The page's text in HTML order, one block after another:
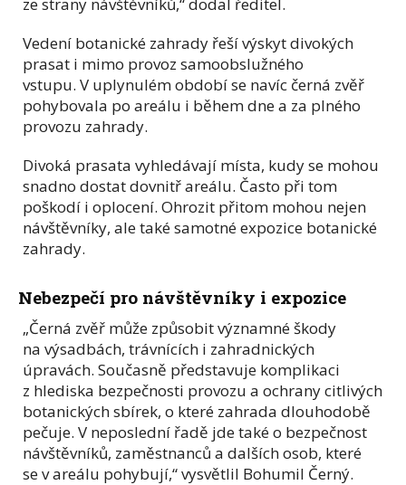
Vedení botanické zahrady řeší výskyt divokých
prasat i mimo provoz samoobslužného
vstupu. V uplynulém období se navíc černá zvěř
pohybovala po areálu i během dne a za plného
provozu zahrady.
Divoká prasata vyhledávají místa, kudy se mohou
snadno dostat dovnitř areálu. Často při tom
poškodí i oplocení. Ohrozit přitom mohou nejen
návštěvníky, ale také samotné expozice botanické
zahrady.
Nebezpečí pro návštěvníky i expozice
„Černá zvěř může způsobit významné škody
na výsadbách, trávnících i zahradnických
úpravách. Současně představuje komplikaci
z hlediska bezpečnosti provozu a ochrany citlivých
botanických sbírek, o které zahrada dlouhodobě
pečuje. V neposlední řadě jde také o bezpečnost
návštěvníků, zaměstnanců a dalších osob, které
se v areálu pohybují,“ vysvětlil Bohumil Černý.